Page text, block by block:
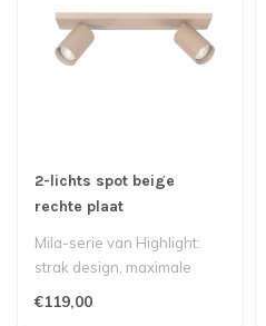
2-lichts spot beige
rechte plaat
Mila-serie van Highlight:
strak design, maximale
warme ui..
€119,00